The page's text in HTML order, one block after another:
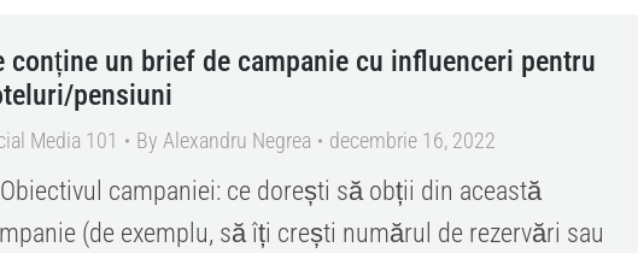
conține un brief de campanie cu influenceri pentru
pensiuni
Media 101 By Alexandru Negrea decembrie 16, 2022
campaniei: ce dorești să obții din această
(de exemplu, să îți crești numărul de rezervări sau